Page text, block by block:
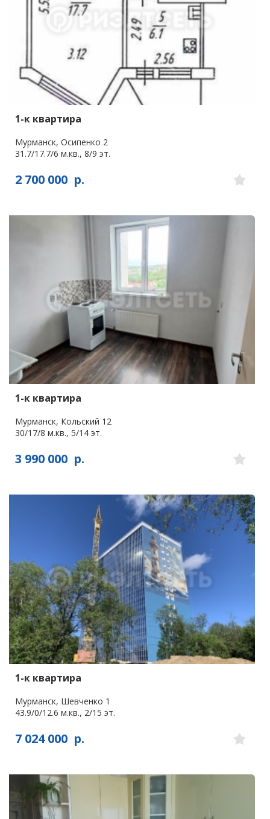
1-к квартира
Мурманск, Осипенко 2
31.7/17.7/6 м.кв., 8/9 эт.
2 700 000 р.
1-к квартира
Мурманск, Кольский 12
30/17/8 м.кв., 5/14 эт.
3 990 000 р.
1-к квартира
Мурманск, Шевченко 1
43.9/0/12.6 м.кв., 2/15 эт.
7 024 000 р.